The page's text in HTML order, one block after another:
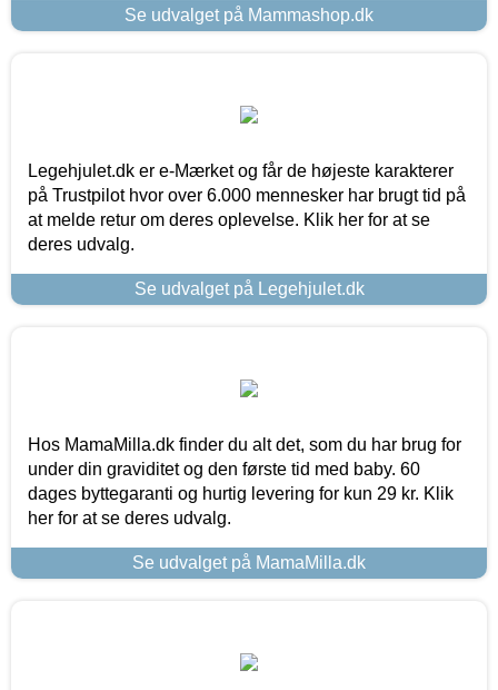
Se udvalget på Mammashop.dk
Legehjulet.dk er e-Mærket og får de højeste karakterer
på Trustpilot hvor over 6.000 mennesker har brugt tid på
at melde retur om deres oplevelse. Klik her for at se
deres udvalg.
Se udvalget på Legehjulet.dk
Hos MamaMilla.dk finder du alt det, som du har brug for
under din graviditet og den første tid med baby. 60
dages byttegaranti og hurtig levering for kun 29 kr. Klik
her for at se deres udvalg.
Se udvalget på MamaMilla.dk